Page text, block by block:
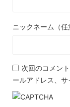
ニックネーム（任
次回のコメン
ールアドレス、サ